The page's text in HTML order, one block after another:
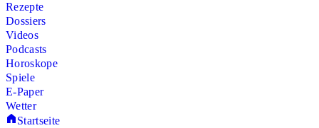
Rezepte
Dossiers
Videos
Podcasts
Horoskope
Spiele
E-Paper
Wetter
Startseite